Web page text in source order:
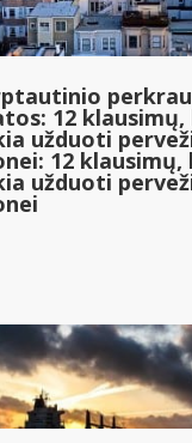
12
užduoti
12 klausimų,
užduoti